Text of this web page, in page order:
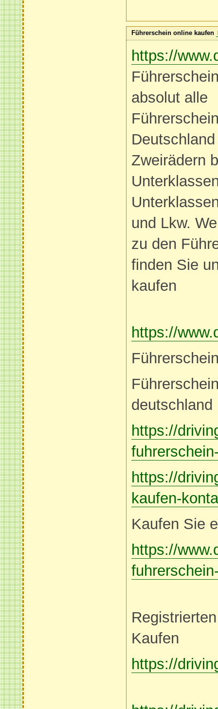
Führerschein online kaufen
https://
absolut alle
Zweirädern
und Lkw.
zu den
finden Sie
kaufen
https://
deutschland
https://
https://
kaufen-
Kaufen Sie
https://
Kaufen
https://